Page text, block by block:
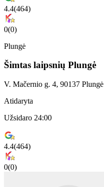
4.4(464)
0(0)
Plungė
Šimtas laipsnių Plungė
V. Mačernio g. 4, 90137 Plungė
Atidaryta
Užsidaro 24:00
4.4(464)
0(0)